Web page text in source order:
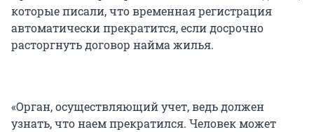
которые писали, что временная регистрация
автоматически прекратится, если досрочно
расторгнуть договор найма жилья.
«Орган, осуществляющий учет, ведь должен
узнать, что наем прекратился. Человек может